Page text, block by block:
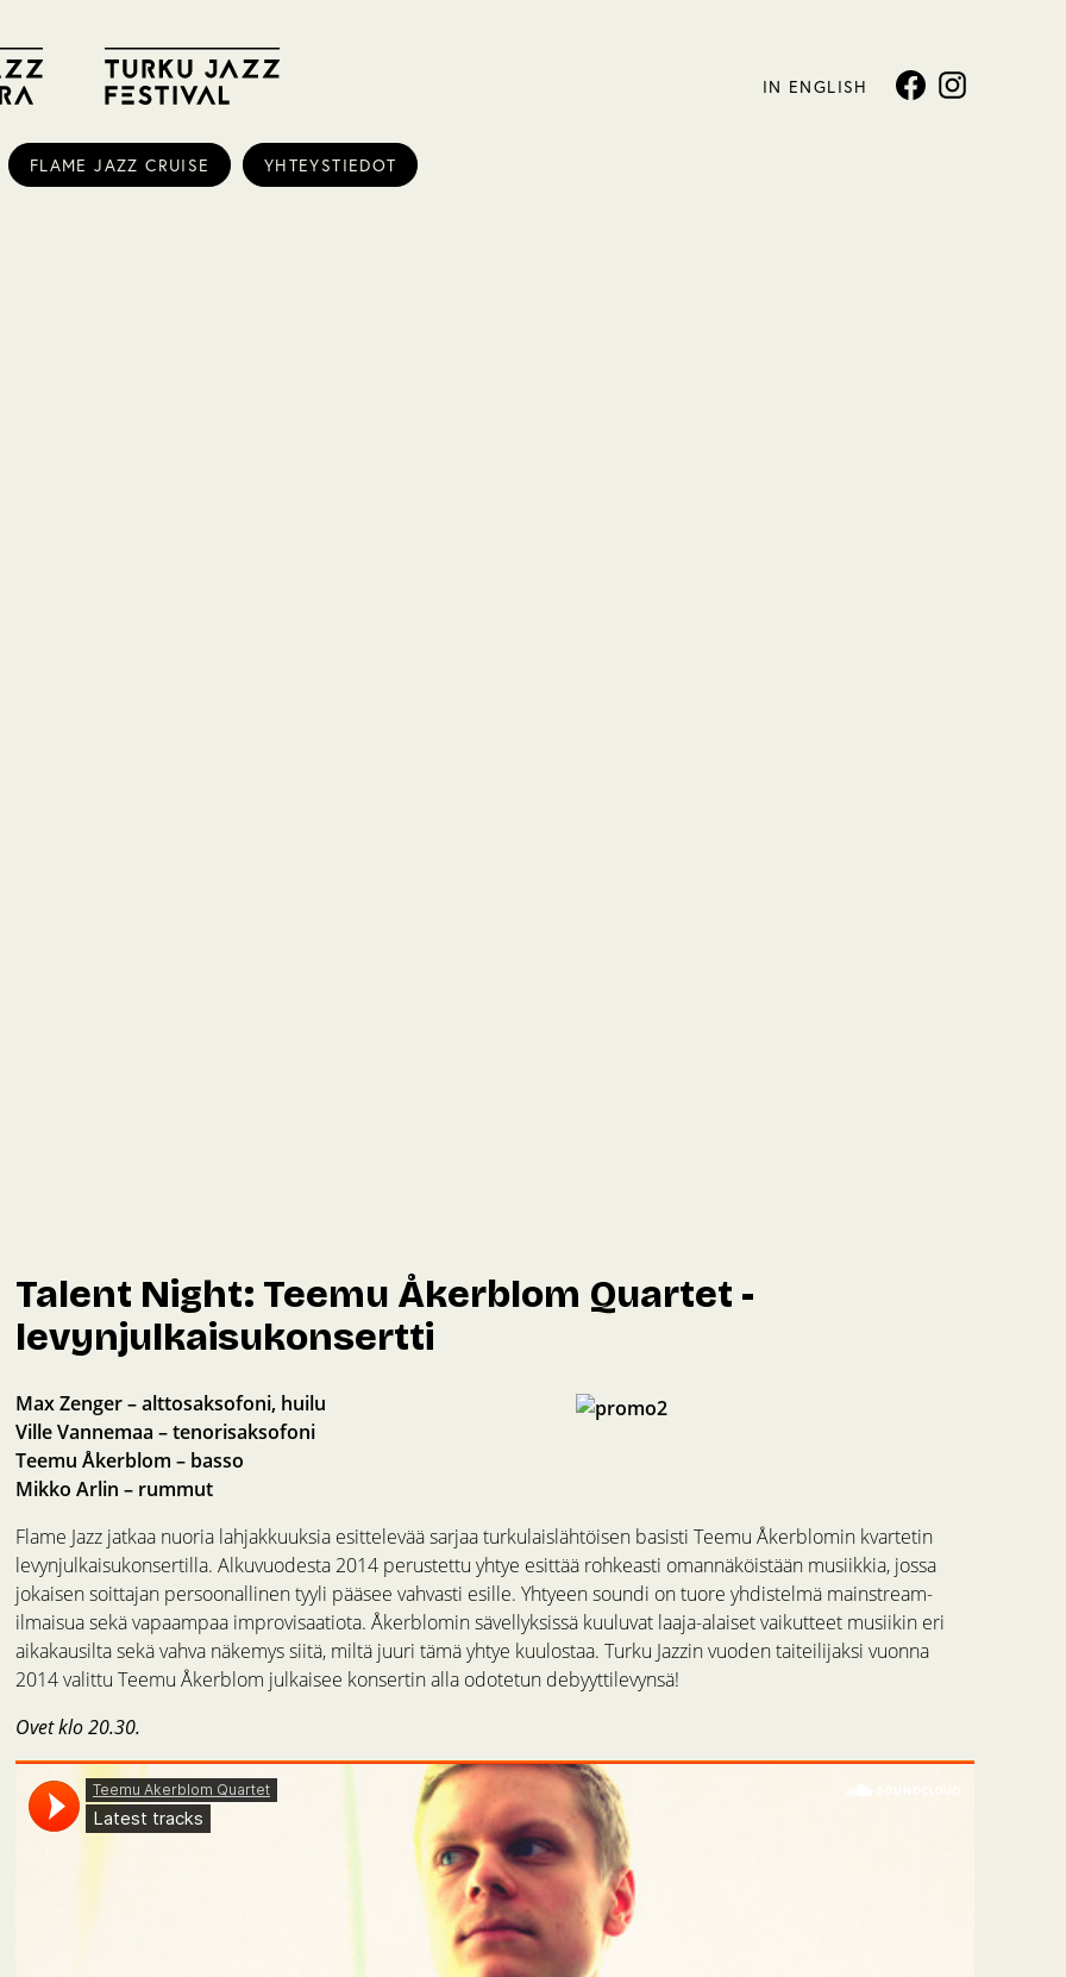
IN ENGLISH
FLAME JAZZ CRUISE YHTEYSTIEDOT
Talent Night: Teemu Åkerblom Quartet -
levynjulkaisukonsertti
Max Zenger – alttosaksofoni, huilu
Ville Vannemaa – tenorisaksofoni
Teemu Åkerblom – basso
Mikko Arlin – rummut
Flame Jazz jatkaa nuoria lahjakkuuksia esittelevää sarjaa turkulaislähtöisen basisti Teemu Åkerblomin kvartetin
levynjulkaisukonsertilla. Alkuvuodesta 2014 perustettu yhtye esittää rohkeasti omannäköistään musiikkia, jossa
jokaisen soittajan persoonallinen tyyli pääsee vahvasti esille. Yhtyeen soundi on tuore yhdistelmä mainstream-
ilmaisua sekä vapaampaa improvisaatiota. Åkerblomin sävellyksissä kuuluvat laaja-alaiset vaikutteet musiikin eri
aikakausilta sekä vahva näkemys siitä, miltä juuri tämä yhtye kuulostaa. Turku Jazzin vuoden taiteilijaksi vuonna
2014 valittu Teemu Åkerblom julkaisee konsertin alla odotetun debyyttilevynsä!
Ovet klo 20.30.